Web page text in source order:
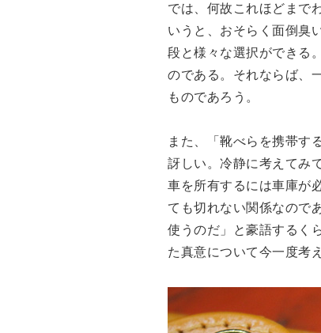
では、何故これほどまで
いうと、おそらく面倒臭
段と様々な選択ができる
のである。それならば、
ものであろう。
また、「靴べらを携帯す
訝しい。冷静に考えてみ
車を所有するには車庫が
ても切れない関係なので
使うのだ」と豪語するく
た真意について今一度考